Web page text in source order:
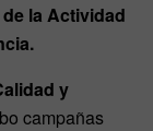
la Actividad
y
campañas